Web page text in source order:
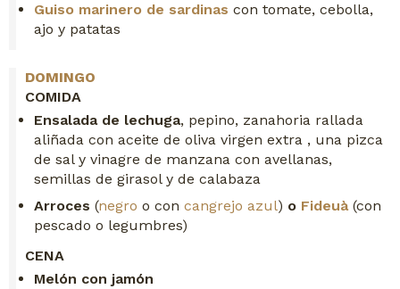
Guiso marinero de sardinas con tomate, cebolla,
ajo y patatas
DOMINGO
COMIDA
Ensalada de lechuga, pepino, zanahoria rallada
aliñada con aceite de oliva virgen extra , una pizca
de sal y vinagre de manzana con avellanas,
semillas de girasol y de calabaza
Arroces (negro o con cangrejo azul) o Fideuà(con
pescado o legumbres)
CENA
Melón con jamón